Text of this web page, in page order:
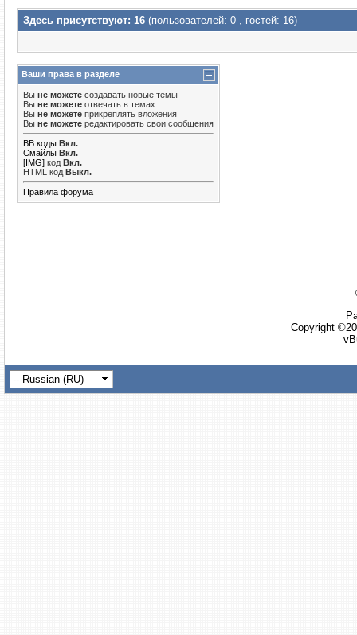
Здесь присутствуют: 16 (пользователей: 0 , гостей: 16)
Ваши права в разделе
Вы не можете создавать новые темы
Вы не можете отвечать в темах
Вы не можете прикреплять вложения
Вы не можете редактировать свои сообщения
BB коды Вкл.
Смайлы Вкл.
[IMG] код Вкл.
HTML код Выкл.
Правила форума
Copyright